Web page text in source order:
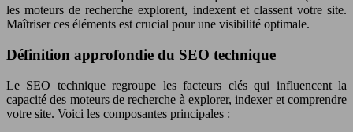
les moteurs de recherche explorent, indexent et classent votre site.
Maîtriser ces éléments est crucial pour une visibilité optimale.
Définition approfondie du SEO technique
Le SEO technique regroupe les facteurs clés qui influencent la
capacité des moteurs de recherche à explorer, indexer et comprendre
votre site. Voici les composantes principales :